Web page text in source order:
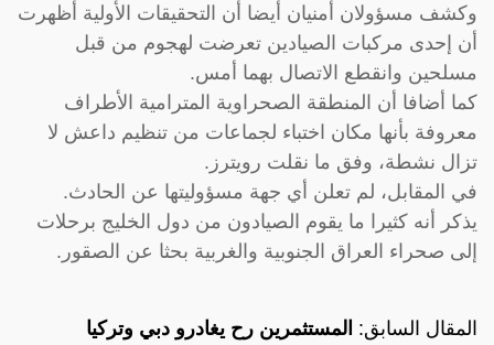
وكشف مسؤولان أمنيان أيضا أن التحقيقات الأولية أظهرت
أن إحدى مركبات الصيادين تعرضت لهجوم من قبل
مسلحين وانقطع الاتصال بهما أمس.
كما أضافا أن المنطقة الصحراوية المترامية الأطراف
معروفة بأنها مكان اختباء لجماعات من تنظيم داعش لا
تزال نشطة، وفق ما نقلت رويترز.
في المقابل، لم تعلن أي جهة مسؤوليتها عن الحادث.
يذكر أنه كثيرا ما يقوم الصيادون من دول الخليج برحلات
إلى صحراء العراق الجنوبية والغربية بحثا عن الصقور.
المقال السابق: المستثمرين رح يغادرو دبي وتركيا